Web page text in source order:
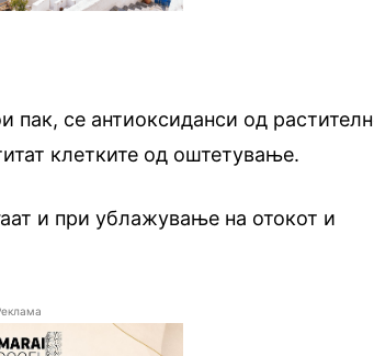
пак, се антиоксиданси од
клетките од оштетување.
и при ублажување на отокот и